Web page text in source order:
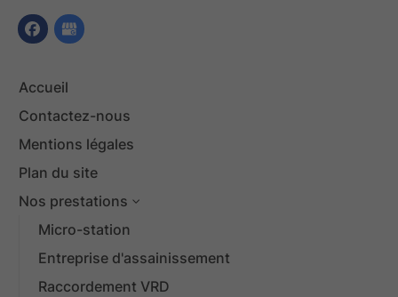
Accueil
Contactez-nous
Mentions légales
Plan du site
Nos prestations
Micro-station
Entreprise d'assainissement
Raccordement VRD